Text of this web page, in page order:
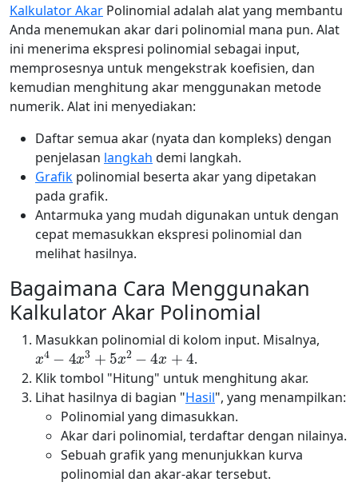
Kalkulator Akar Polinomial adalah alat yang membantu
Anda menemukan akar dari polinomial mana pun. Alat
ini menerima ekspresi polinomial sebagai input,
memprosesnya untuk mengekstrak koefisien, dan
kemudian menghitung akar menggunakan metode
numerik. Alat ini menyediakan:
Daftar semua akar (nyata dan kompleks) dengan
penjelasan langkah demi langkah.
Grafik polinomial beserta akar yang dipetakan
pada grafik.
Antarmuka yang mudah digunakan untuk dengan
cepat memasukkan ekspresi polinomial dan
melihat hasilnya.
Bagaimana Cara Menggunakan
Kalkulator Akar Polinomial
Masukkan polinomial di kolom input. Misalnya,
x4−4x3+5x2−4x+4
.
Klik tombol "Hitung" untuk menghitung akar.
Lihat hasilnya di bagian "Hasil", yang menampilkan:
Polinomial yang dimasukkan.
Akar dari polinomial, terdaftar dengan nilainya.
Sebuah grafik yang menunjukkan kurva
polinomial dan akar-akar tersebut.